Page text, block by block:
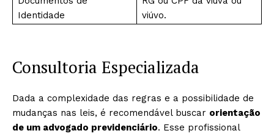
Identidade
viúvo.
Consultoria Especializada
Dada a complexidade das regras e a possibilidade de
mudanças nas leis, é recomendável buscar orientação
de um advogado previdenciário. Esse profissional